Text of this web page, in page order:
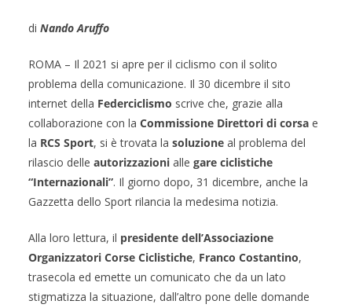
di Nando Aruffo
ROMA – Il 2021 si apre per il ciclismo con il solito
problema della comunicazione. Il 30 dicembre il sito
internet della Federciclismo scrive che, grazie alla
collaborazione con la Commissione Direttori di corsa e
la RCS Sport, si è trovata la soluzione al problema del
rilascio delle autorizzazioni alle gare ciclistiche
“Internazionali”. Il giorno dopo, 31 dicembre, anche la
Gazzetta dello Sport rilancia la medesima notizia.
Alla loro lettura, il presidente dell’Associazione
Organizzatori Corse Ciclistiche, Franco Costantino,
trasecola ed emette un comunicato che da un lato
stigmatizza la situazione, dall’altro pone delle domande